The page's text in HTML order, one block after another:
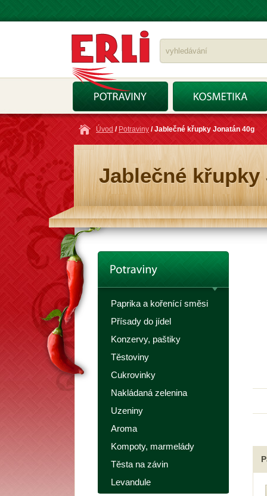
Úvod / Potraviny / Jablečné křupky Jonatán 40g
Jablečné křupky
Paprika a kořenící směsi
Přísady do jídel
Konzervy, paštiky
Těstoviny
Cukrovinky
Nakládaná zelenina
Uzeniny
Aroma
Kompoty, marmelády
Těsta na závin
Levandule